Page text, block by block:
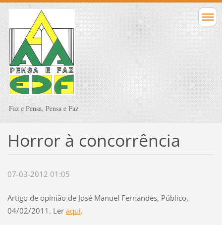
Faz e Pensa, Pensa e Faz
Horror à concorrência
07-03-2012 01:05
Artigo de opinião de José Manuel Fernandes, Público,
04/02/2011. Ler aqui.